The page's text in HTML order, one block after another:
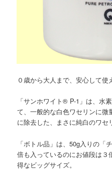
０歳から大人まで、安心して使
「サンホワイト® P-1」は、水
て、一般的な白色ワセリンに微
に除去した、まさに純白のワセ
「ボトル品」は、50g入りの「
倍も入っているのにお値段は３
得なビッグサイズ。